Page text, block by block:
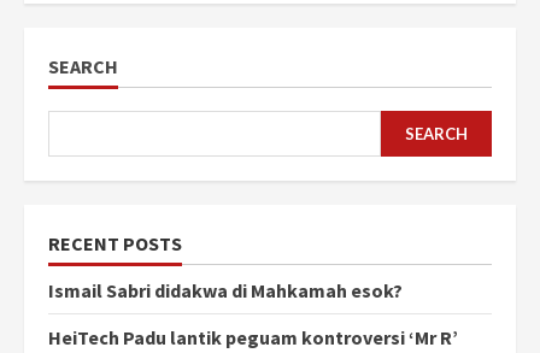
SEARCH
SEARCH
RECENT POSTS
Ismail Sabri didakwa di Mahkamah esok?
HeiTech Padu lantik peguam kontroversi ‘Mr R’